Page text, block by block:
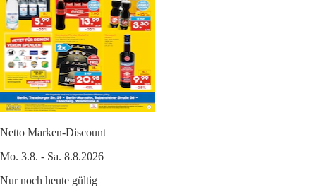
Netto Marken-Discount
Mo. 3.8. - Sa. 8.8.2026
Nur noch heute gültig